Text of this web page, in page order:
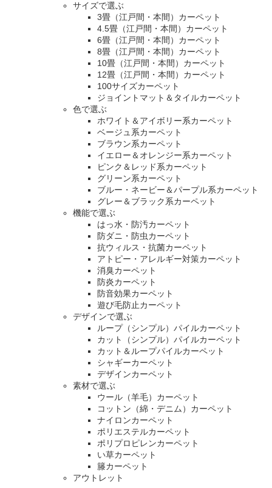
サイズで選ぶ
3畳（江戸間・本間）カーペット
4.5畳（江戸間・本間）カーペット
6畳（江戸間・本間）カーペット
8畳（江戸間・本間）カーペット
10畳（江戸間・本間）カーペット
12畳（江戸間・本間）カーペット
100サイズカーペット
ジョイントマット＆タイルカーペット
色で選ぶ
ホワイト＆アイボリー系カーペット
ベージュ系カーペット
ブラウン系カーペット
イエロー＆オレンジー系カーペット
ピンク＆レッド系カーペット
グリーン系カーペット
ブルー・ネービー＆パープル系カーペット
グレー＆ブラック系カーペット
機能で選ぶ
はっ水・防汚カーペット
防ダニ・防虫カーペット
抗ウィルス・抗菌カーペット
アトピー・アレルギー対策カーペット
消臭カーペット
防炎カーペット
防音効果カーペット
遊び毛防止カーペット
デザインで選ぶ
ループ（シンプル）パイルカーペット
カット（シンプル）パイルカーペット
カット＆ループパイルカーペット
シャギーカーペット
デザインカーペット
素材で選ぶ
ウール（羊毛）カーペット
コットン（綿・デニム）カーペット
ナイロンカーペット
ポリエステルカーペット
ポリプロピレンカーペット
い草カーペット
籐カーペット
アウトレット